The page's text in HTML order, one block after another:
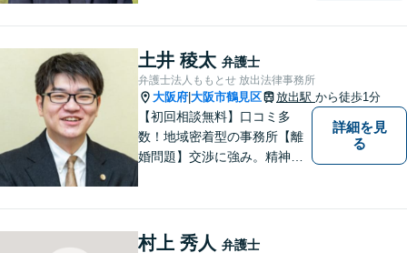
【高倉町三丁目バス停徒歩１
分】【当日・夜間・休日相談
可】刑事事件/相続問題/離婚問
題など経験と知識をもとに、
依頼者様の不安を解消し、問
題解決へ導きます
土井 稜太 弁護士
弁護士法人ももとせ 放出法律事務所
大阪府 大阪市鶴見区 放出駅 から徒歩1分
【初回相談無料】口コミ多
数！地域密着型の事務所【離
婚問題】交渉に強み。精神的
迅速かつ丁寧な対応を心が
詳細を見
る
村上 秀人 弁護士